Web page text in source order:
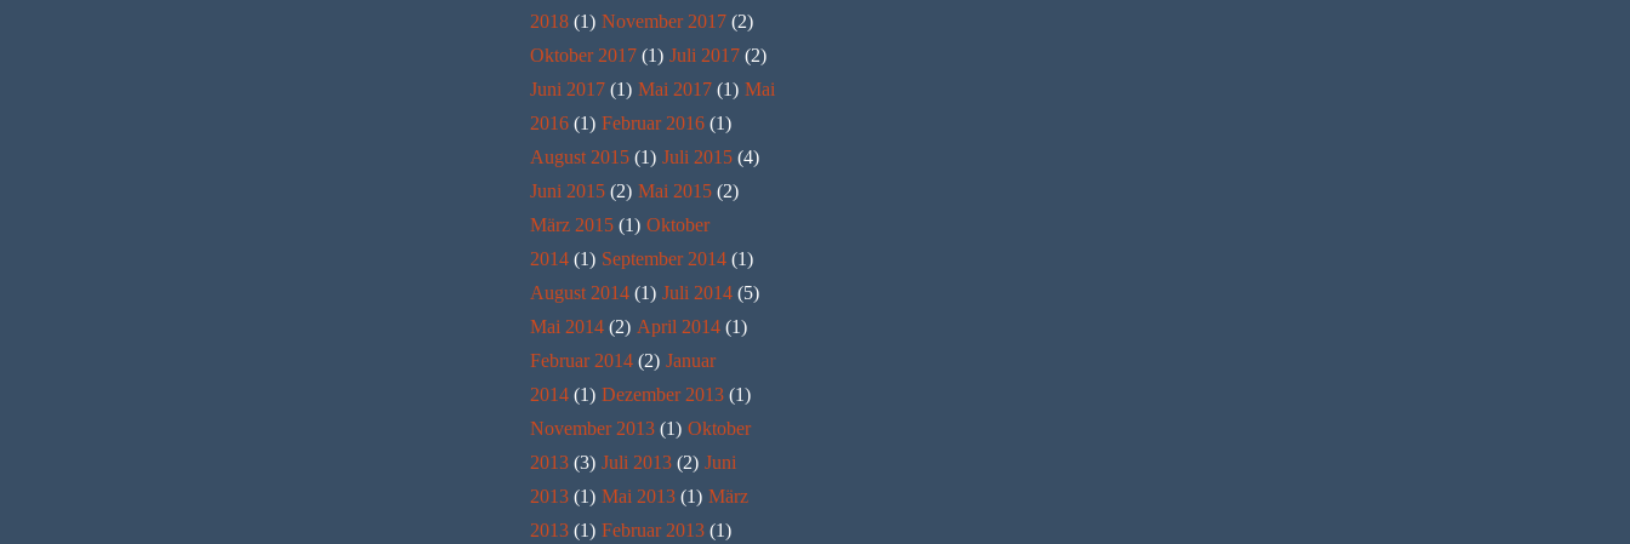
2018 (1) November 2017 (2)
Oktober 2017 (1) Juli 2017 (2)
Juni 2017 (1) Mai 2017 (1) Mai
2016 (1) Februar 2016 (1)
August 2015 (1) Juli 2015 (4)
Juni 2015 (2) Mai 2015 (2)
März 2015 (1) Oktober
2014 (1) September 2014 (1)
August 2014 (1) Juli 2014 (5)
Mai 2014 (2) April 2014 (1)
Februar 2014 (2) Januar
2014 (1) Dezember 2013 (1)
November 2013 (1) Oktober
2013 (3) Juli 2013 (2) Juni
2013 (1) Mai 2013 (1) März
2013 (1) Februar 2013 (1)